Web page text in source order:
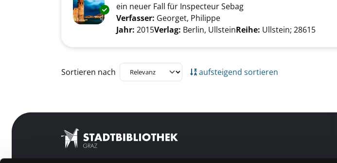
Exemplar-Details von Wetterleuchten im Roussillon anzeigen
ein neuer Fall für Inspecteur Sebag
Verfasser: Georget, Philippe
Jahr: 2015Verlag: Berlin, UllsteinReihe: Ullstein; 28615
Zu den Suchfiltern springen
Sortieren nach aufsteigend sortieren